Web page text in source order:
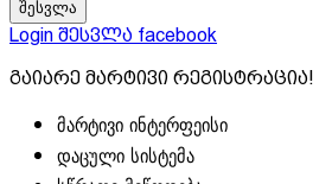
Login შესვლა facebook
გაიარე მარტივი რეგისტრაცია!
მარტივი ინტერფეისი
დაცული სისტემა